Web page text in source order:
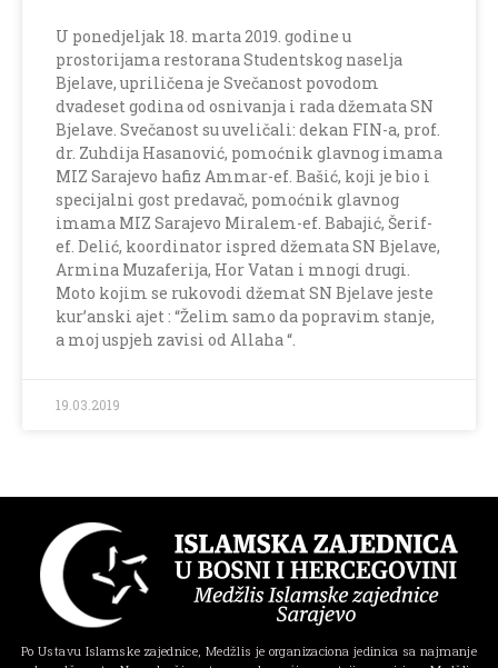
U ponedjeljak 18. marta 2019. godine u
prostorijama restorana Studentskog naselja
Bjelave, upriličena je Svečanost povodom
dvadeset godina od osnivanja i rada džemata SN
Bjelave. Svečanost su uveličali: dekan FIN-a, prof.
dr. Zuhdija Hasanović, pomoćnik glavnog imama
MIZ Sarajevo hafiz Ammar-ef. Bašić, koji je bio i
specijalni gost predavač, pomoćnik glavnog
imama MIZ Sarajevo Miralem-ef. Babajić, Šerif-
ef. Delić, koordinator ispred džemata SN Bjelave,
Armina Muzaferija, Hor Vatan i mnogi drugi.
Moto kojim se rukovodi džemat SN Bjelave jeste
kur’anski ajet : “Želim samo da popravim stanje,
a moj uspjeh zavisi od Allaha “.
19.03.2019
Po Ustavu Islamske zajednice, Medžlis je organizaciona jedinica sa najmanje